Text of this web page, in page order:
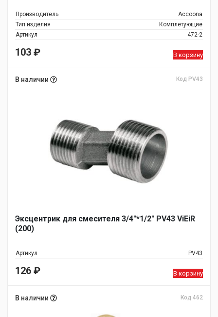
Производитель
Accoona
Тип изделия
Комплетующие
Артикул
472-2
103 ₽ В корзину
В наличии Код PV43
Эксцентрик для смесителя 3/4"*1/2" PV43 ViEiR
(200)
Артикул PV43
126 ₽ В корзину
В наличии Код 462